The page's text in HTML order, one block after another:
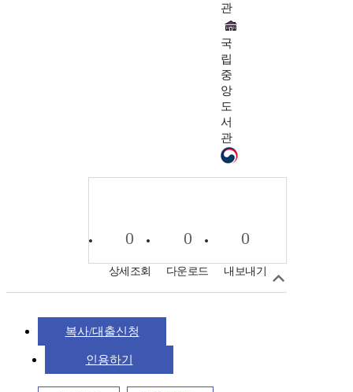
관
국
립
중
앙
도
서
관
0
상세조회
0
다운로드
0
내보내기
복사/대출신청
인용하기